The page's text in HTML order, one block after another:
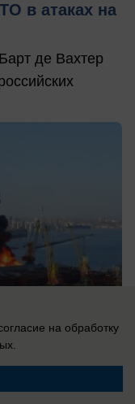
в атаках на
де Вахтер
0
на обработку